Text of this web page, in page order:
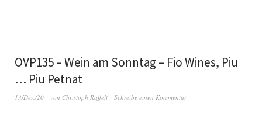
OVP135 – Wein am Sonntag – Fio Wines, Piu
… Piu Petnat
13/Dez./20 von Christoph Raffelt Schreibe einen Kommentar